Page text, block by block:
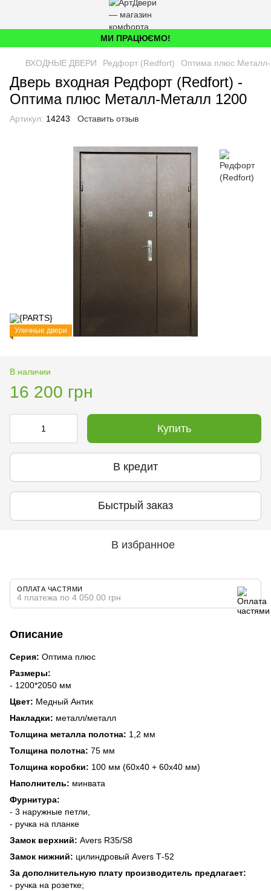
МИ ПРАЦЮЄМО!
ВХОДНЫЕ ДВЕРИ Редфорт (Redfort) Оптима плюс
Дверь входная Редфорт (Redfort) -
Оптима плюс Металл-Металл 1200
Артикул: 14243 Оставить отзыв
Уличные двери
В наличии
16 200 грн
Купить
В кредит
Быстрый заказ
В избранное
ОПЛАТА ЧАСТЯМИ
4 платежа по 4 050.00 грн
Описание
Серия: Оптима плюс
Размеры:
- 1200*2050 мм
Цвет: Медный Антик
Накладки: металл/металл
Толщина металла полотна: 1,2 мм
Толщина полотна: 75 мм
Толщина коробки: 100 мм (60х40 + 60х40 мм)
Наполнитель: минвата
Фурнитура:
- 3 наружные петли,
- ручка на планке
Замок верхний: Avers R35/S8
Замок нижний: цилиндровый Avers Т-52
За дополнительную плату производитель предлагает:
- ручка на розетке;